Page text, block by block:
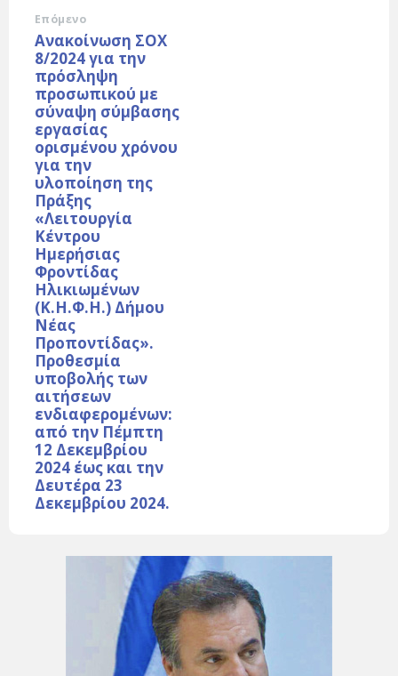
Επόμενο
Ανακοίνωση ΣΟΧ
8/2024 για την
πρόσληψη
προσωπικού με
σύναψη σύμβασης
εργασίας
ορισμένου χρόνου
για την
υλοποίηση της
Πράξης
«Λειτουργία
Κέντρου
Ημερήσιας
Φροντίδας
Ηλικιωμένων
(Κ.Η.Φ.Η.) Δήμου
Νέας
Προποντίδας».
Προθεσμία
υποβολής των
αιτήσεων
ενδιαφερομένων:
από την Πέμπτη
12 Δεκεμβρίου
2024 έως και την
Δευτέρα 23
Δεκεμβρίου 2024.